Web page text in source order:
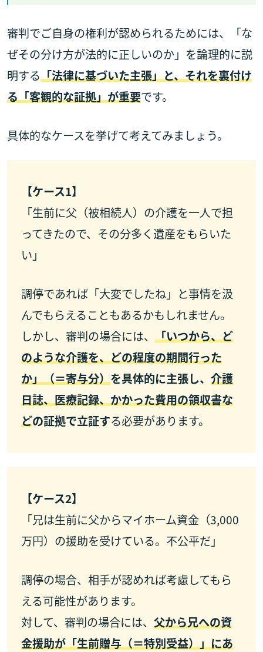
審判でご自身の権利が認められるためには、「な
ぜその分け方が法的に正しいのか」を論理的に説
明する「法律に基づいた主張」と、それを裏付け
る「客観的な証拠」が重要です。
具体的なケースを挙げて考えてみましょう。
【ケース1】
「生前に父（被相続人）の介護を一人で担
ってきたので、その分多く遺産をもらいた
い」
調停であれば「大変でしたね」と事情を汲
んでもらえることもあるかもしれません。
しかし、審判の場合には、 「いつから、ど
のような介護を、どの程度の期間行った
か」（＝寄与分）を具体的に主張し、 介護
日誌、医療記録、かかった費用の領収書な
どの証拠で立証する必要があります。
【ケース2】
「兄は生前に父からマイホーム資金（3,000
万円）の援助を受けている。不公平だ」
調停の場合、相手が認めれば考慮してもら
える可能性があります。
対して、審判の場合には、 父から兄への資
金援助が「生前贈与（＝特別受益）」にあ